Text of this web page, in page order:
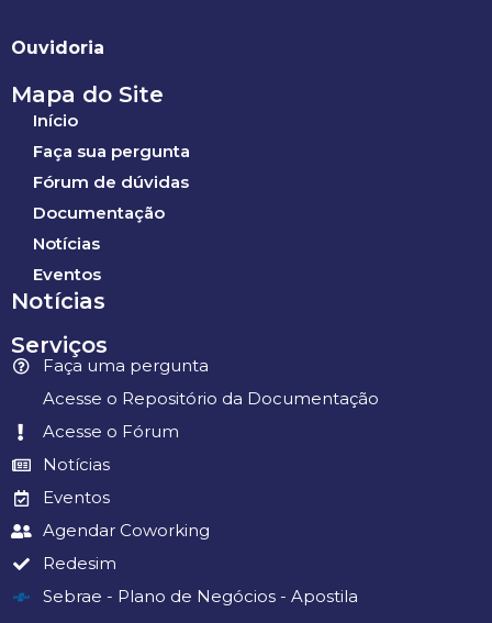
Ouvidoria
Mapa do Site
Início
Faça sua pergunta
Fórum de dúvidas
Documentação
Notícias
Eventos
Notícias
Serviços
Faça uma pergunta
Acesse o Repositório da Documentação
Acesse o Fórum
Notícias
Eventos
Agendar Coworking
Redesim
Sebrae - Plano de Negócios - Apostila